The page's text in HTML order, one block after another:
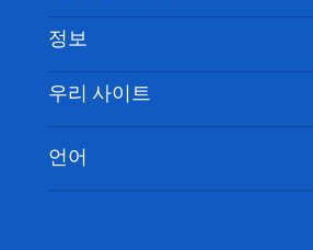
램
부인 성명
쿠키 고지
목적지
할 일
이벤트
숙소
정보
여행 정보
시드니 접근성
귀하의 사업을 등록하세요
우리 사이트
언어